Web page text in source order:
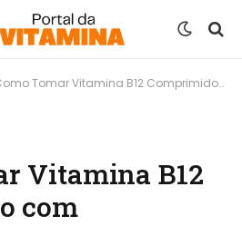
Tomar Vitamina B12 Comprimido com Segurança
Vitamina B12
com